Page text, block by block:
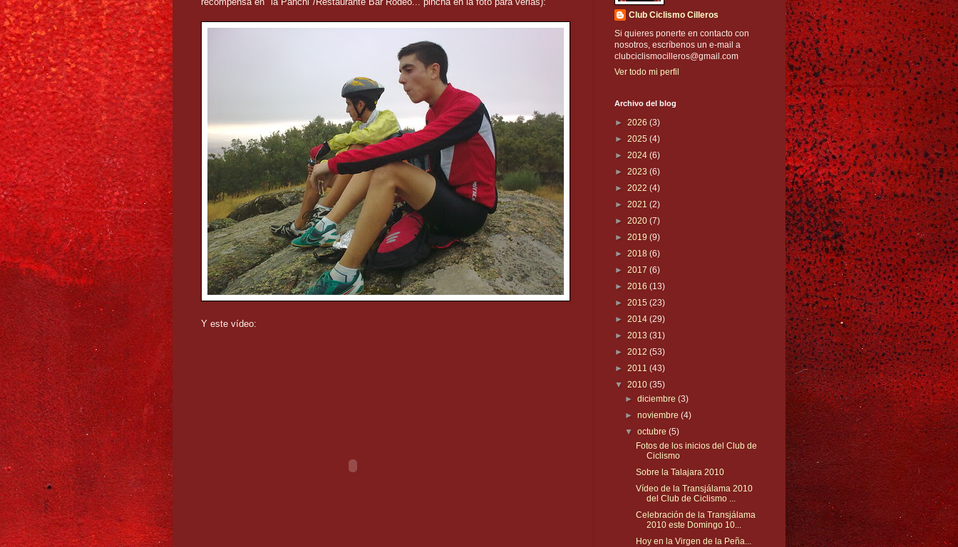
Y este vídeo:
Club Ciclismo Cilleros
Si quieres ponerte en contacto con
nosotros, escríbenos un e-mail a
clubciclismocilleros@gmail.com
Ver todo mi perfil
Archivo del blog
► 2026 (3)
► 2025 (4)
► 2024 (6)
► 2023 (6)
► 2022 (4)
► 2021 (2)
► 2020 (7)
► 2019 (9)
► 2018 (6)
► 2017 (6)
► 2016 (13)
► 2015 (23)
► 2014 (29)
► 2013 (31)
► 2012 (53)
► 2011 (43)
▼ 2010 (35)
►diciembre(3)
►noviembre(4)
▼octubre(5)
Fotos de los inicios del Club de
Ciclismo
Sobre la Talajara 2010
Vídeo de la Transjálama 2010
del Club de Ciclismo ...
Celebración de la Transjálama
2010 este Domingo 10...
Hoy en la Virgen de la Peña...